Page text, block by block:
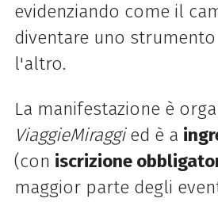
evidenziando come il
diventare uno
l'altro.
La manifestazione è
ViaggieMiraggied è a
(con iscrizione
maggior parte degli